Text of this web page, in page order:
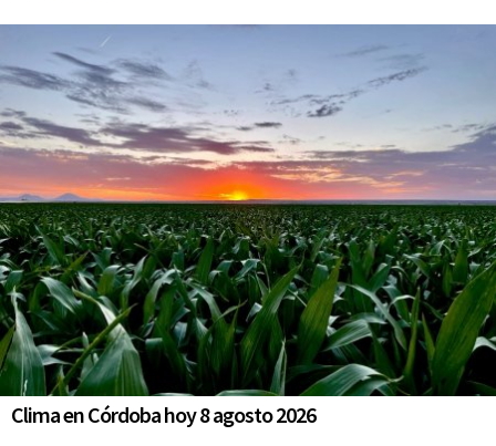
Clima en Córdoba hoy 8 agosto 2026